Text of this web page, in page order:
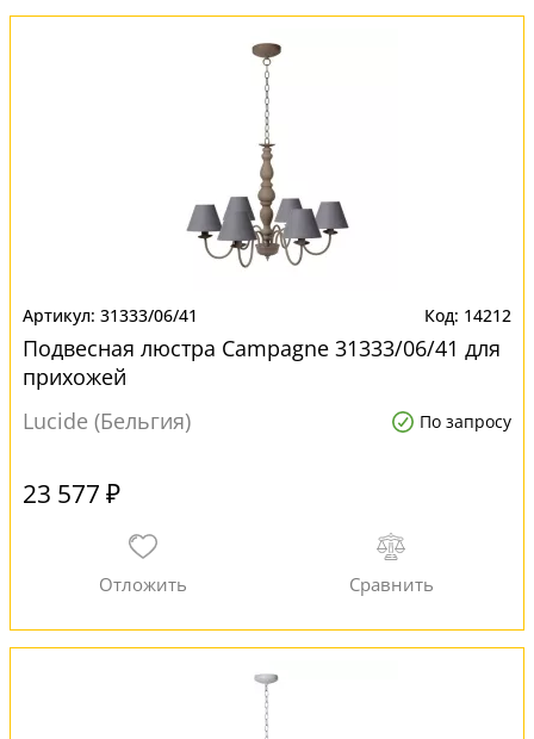
31333/06/41 14212
Подвесная люстра Campagne 31333/06/41 для
прихожей
Lucide (Бельгия)
По запросу
23 577 ₽